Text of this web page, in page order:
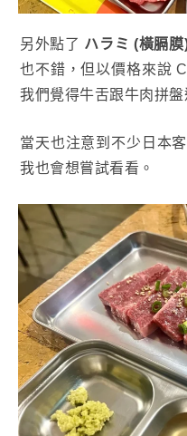
另外點了 ハラミ (橫膈膜
也不錯，但以價格來說
我們覺得牛舌跟牛肉拼盤
當天也注意到不少日本
我也會想嘗試看看。